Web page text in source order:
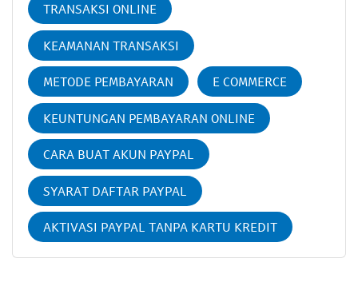
TRANSAKSI ONLINE
KEAMANAN TRANSAKSI
METODE PEMBAYARAN E COMMERCE
KEUNTUNGAN PEMBAYARAN ONLINE
CARA BUAT AKUN PAYPAL
SYARAT DAFTAR PAYPAL
AKTIVASI PAYPAL TANPA KARTU KREDIT